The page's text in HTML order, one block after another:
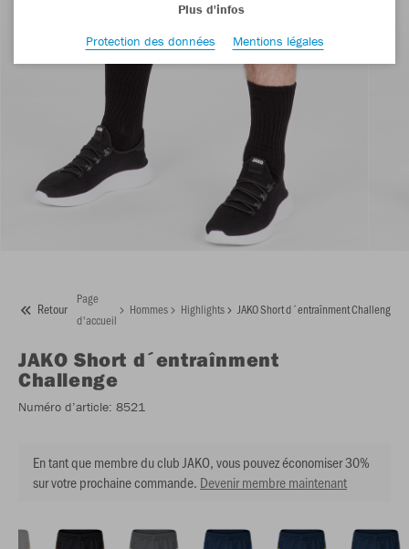
Retour
Page
d'accueil
Hommes Highlights JAKO Short d´entraînment Challenge
JAKO Short d´entraînment
Challenge
Numéro d’article: 8521
En tant que membre du club JAKO, vous pouvez économiser 30%
sur votre prochaine commande. Devenir membre maintenant
Plus d'infos
Protection des données
Mentions légales